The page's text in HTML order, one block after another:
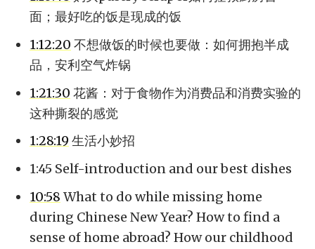
面；最好吃的饭是现成的饭
1:12:20 不想做饭的时候也要做：如何拥抱半成
品，安利空气炸锅
1:21:30 花酱：对于食物作为消费品和消费实验的
这种撕裂的感觉
1:28:19 生活小妙招
1:45 Self-introduction and our best dishes
10:58 What to do while missing home
during Chinese New Year? How to find a
sense of home abroad? How our childhood